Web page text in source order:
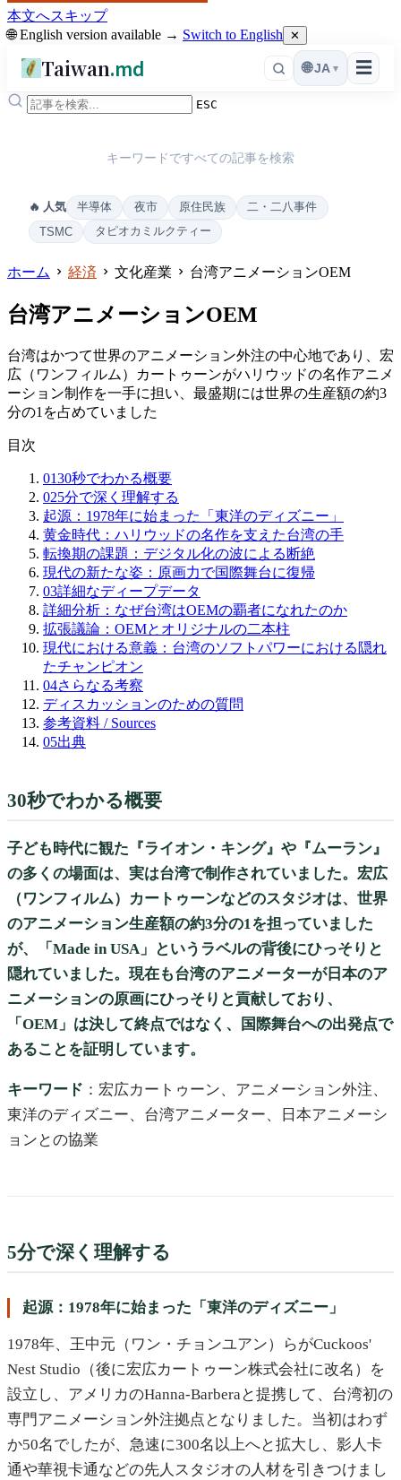
本文へスキップ
🌐 English version available → Switch to English ✕
Taiwan.md ☰
🌐 JA ▾
ESC
キーワードですべての記事を検索
🔥 人気 半導体 夜市 原住民族
二・二八事件
TSMC
タピオカミルクティー
ホーム 経済 文化産業 台湾アニメーションOEM
台湾アニメーションOEM
台湾はかつて世界のアニメーション外注の中心地であり、宏
広（ワンフィルム）カートゥーンがハリウッドの名作アニメ
ーション制作を一手に担い、最盛期には世界の生産額の約3
分の1を占めていました
目次
0130秒でわかる概要
025分で深く理解する
起源：1978年に始まった「東洋のディズニー」
黄金時代：ハリウッドの名作を支えた台湾の手
転換期の課題：デジタル化の波による断絶
現代の新たな姿：原画力で国際舞台に復帰
03詳細なディープデータ
詳細分析：なぜ台湾はOEMの覇者になれたのか
拡張議論：OEMとオリジナルの二本柱
現代における意義：台湾のソフトパワーにおける隠れ
たチャンピオン
04さらなる考察
ディスカッションのための質問
参考資料 / Sources
05出典
30秒でわかる概要
子ども時代に観た『ライオン・キング』や『ムーラン』
の多くの場面は、実は台湾で制作されていました。宏広
（ワンフィルム）カートゥーンなどのスタジオは、世界
のアニメーション生産額の約3分の1を担っていました
が、「Made in USA」というラベルの背後にひっそりと
隠れていました。現在も台湾のアニメーターが日本のア
ニメーションの原画にひっそりと貢献しており、
「OEM」は決して終点ではなく、国際舞台への出発点で
あることを証明しています。
キーワード ：宏広カートゥーン、アニメーション外注、
東洋のディズニー、台湾アニメーター、日本アニメーシ
ョンとの協業
5分で深く理解する
起源：1978年に始まった「東洋のディズニー」
1978年、王中元（ワン・チョンユアン）らがCuckoos'
Nest Studio（後に宏広カートゥーン株式会社に改名）を
設立し、アメリカのHanna-Barberaと提携して、台湾初の
専門アニメーション外注拠点となりました。当初はわず
か50名でしたが、急速に300名以上へと拡大し、影人卡
通や華視卡通などの先人スタジオの人材を引きつけまし